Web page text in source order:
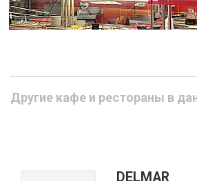
Другие кафе и рестораны в
DELMAR